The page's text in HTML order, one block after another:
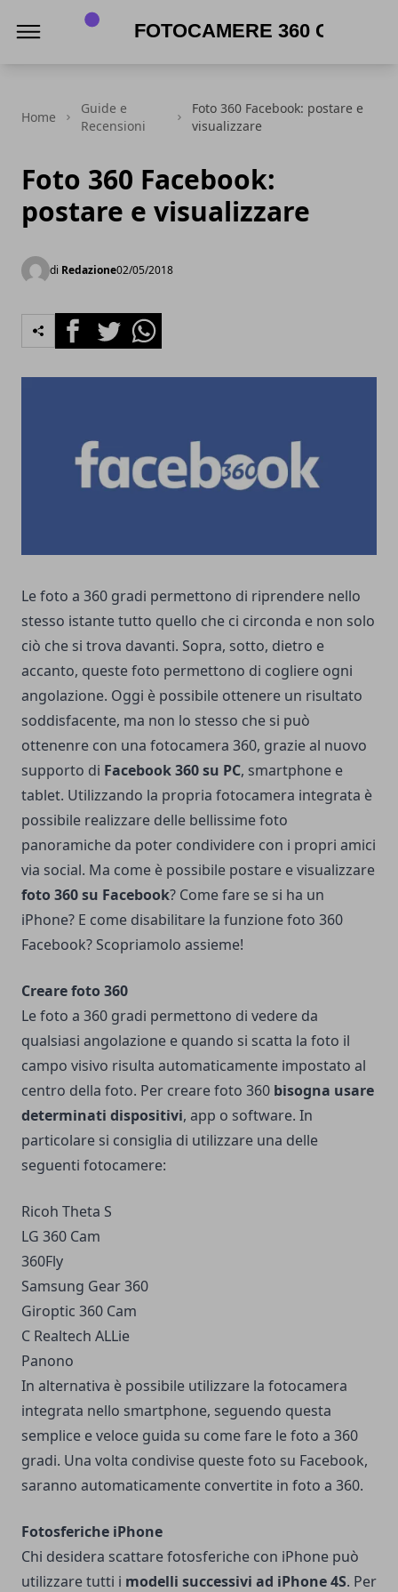
Home
Guide e
Recensioni
Foto 360 Facebook: postare e
visualizzare
Foto 360 Facebook:
postare e visualizzare
di Redazione02/05/2018
FacebookTwitterWhatsapp
Le foto a 360 gradi permettono di riprendere nello
stesso istante tutto quello che ci circonda e non solo
ciò che si trova davanti. Sopra, sotto, dietro e
accanto, queste foto permettono di cogliere ogni
angolazione. Oggi è possibile ottenere un risultato
soddisfacente, ma non lo stesso che si può
ottenenre con una fotocamera 360, grazie al nuovo
supporto di Facebook 360 su PC, smartphone e
tablet. Utilizzando la propria fotocamera integrata è
possibile realizzare delle bellissime foto
panoramiche da poter condividere con i propri amici
via social. Ma come è possibile postare e visualizzare
foto 360 su Facebook? Come fare se si ha un
iPhone? E come disabilitare la funzione foto 360
Facebook? Scopriamolo assieme!
Creare foto 360
Le foto a 360 gradi permettono di vedere da
qualsiasi angolazione e quando si scatta la foto il
campo visivo risulta automaticamente impostato al
centro della foto. Per creare foto 360 bisogna usare
determinati dispositivi, app o software. In
particolare si consiglia di utilizzare una delle
seguenti fotocamere:
Ricoh Theta S
LG 360 Cam
360Fly
Samsung Gear 360
Giroptic 360 Cam
C Realtech ALLie
Panono
In alternativa è possibile utilizzare la fotocamera
integrata nello smartphone, seguendo questa
semplice e veloce guida su come fare le foto a 360
gradi. Una volta condivise queste foto su Facebook,
saranno automaticamente convertite in foto a 360.
Fotosferiche iPhone
Chi desidera scattare fotosferiche con iPhone può
utilizzare tutti i modelli successivi ad iPhone 4S. Per